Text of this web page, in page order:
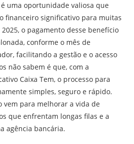
uma oportunidade valiosa que
financeiro significativo para muitas
o pagamento desse benefício
conforme o mês de
facilitando a gestão e o acesso
não sabem é que, com a
Caixa Tem, o processo para
simples, seguro e rápido.
vem para melhorar a vida de
que enfrentam longas filas e a
agência bancária.